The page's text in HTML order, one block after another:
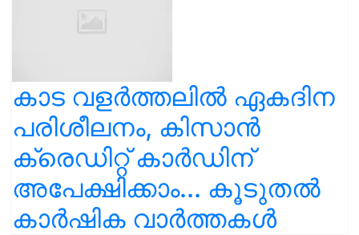
കാട വളര്‍ത്തലിൽ ഏകദിന
പരിശീലനം, കിസാൻ
ക്രെഡിറ്റ് കാർഡിന്
അപേക്ഷിക്കാം... കൂടുതൽ
കാർഷിക വാർത്തകൾ